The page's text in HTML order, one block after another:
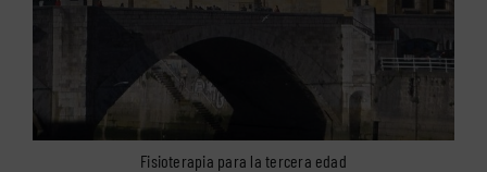
Fisioterapia para la tercera edad